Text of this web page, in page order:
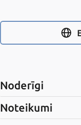
Noderīgi
Noteikumi